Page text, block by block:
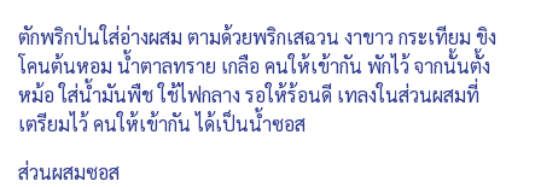
ตักพริกป่นใส่อ่างผสม ตามด้วยพริกเสฉวน งาขาว กระเทียม ขิง
โคนต้นหอม น้ำตาลทราย เกลือ คนให้เข้ากัน พักไว้ จากนั้นตั้ง
หม้อ ใส่น้ำมันพืช ใช้ไฟกลาง รอให้ร้อนดี เทลงในส่วนผสมที่
เตรียมไว้ คนให้เข้ากัน ได้เป็นน้ำซอส
ส่วนผสมซอส